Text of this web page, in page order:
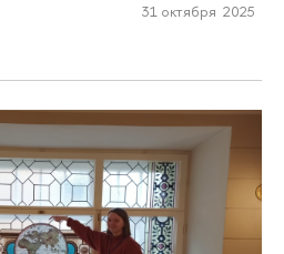
31 октября 2025